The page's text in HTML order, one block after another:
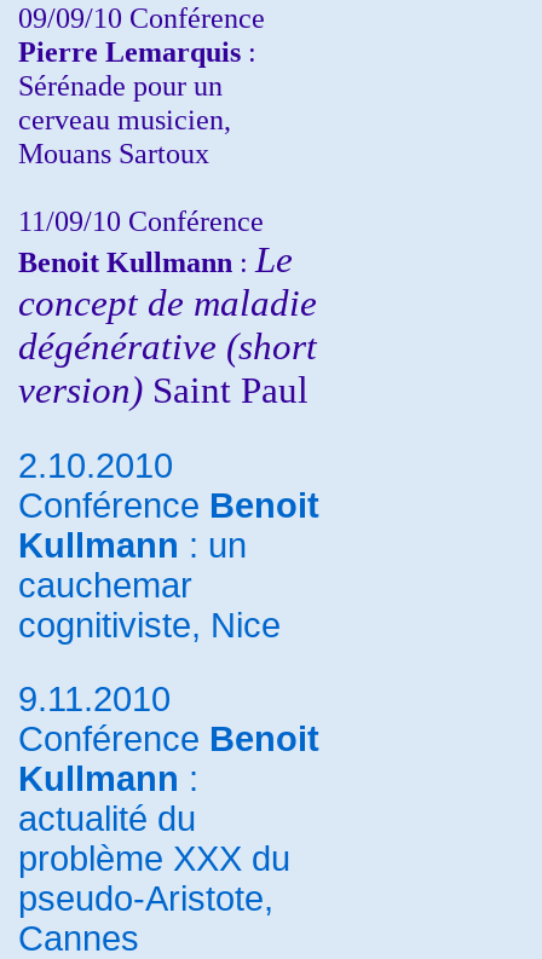
09/09/10 Conférence
Pierre Lemarquis :
Sérénade pour un
cerveau musicien,
Mouans Sartoux
11/09/10 Conférence
Benoit Kullmann : Le
concept de maladie
dégénérative (short
version) Saint Paul
2.10.2010
Conférence Benoit
Kullmann : un
cauchemar
cognitiviste, Nice
9.11.2010
Conférence Benoit
Kullmann :
actualité du
problème XXX du
pseudo-Aristote,
Cannes